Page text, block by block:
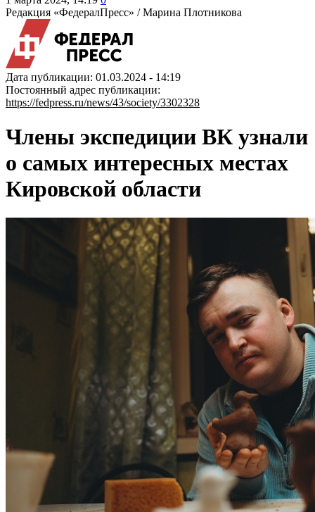
Редакция «ФедералПресс» /Марина Плотникова
Дата публикации: 01.03.2024 - 14:19
Постоянный адрес публикации:
https://fedpress.ru/news/43/society/3302328
Члены экспедиции ВК узнали
о самых интересных местах
Кировской области